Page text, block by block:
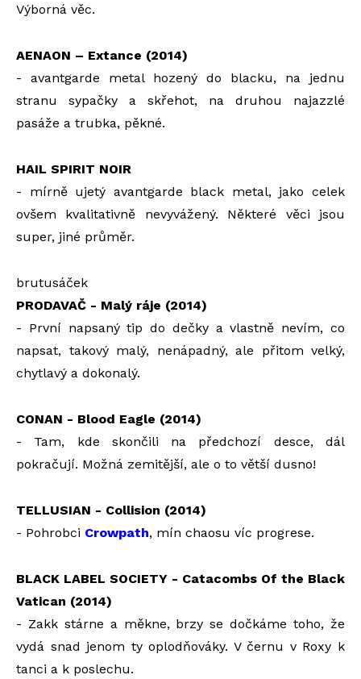
Výborná věc.
AENAON – Extance (2014)
- avantgarde metal hozený do blacku, na jednu
stranu sypačky a skřehot, na druhou najazzlé
pasáže a trubka, pěkné.
HAIL SPIRIT NOIR
- mírně ujetý avantgarde black metal, jako celek
ovšem kvalitativně nevyvážený. Některé věci jsou
super, jiné průměr.
brutusáček
PRODAVAČ - Malý ráje (2014)
- První napsaný tip do dečky a vlastně nevím, co
napsat, takový malý, nenápadný, ale přitom velký,
chytlavý a dokonalý.
CONAN - Blood Eagle (2014)
- Tam, kde skončili na předchozí desce, dál
pokračují. Možná zemitější, ale o to větší dusno!
TELLUSIAN - Collision (2014)
- Pohrobci Crowpath, mín chaosu víc progrese.
BLACK LABEL SOCIETY - Catacombs Of the Black
Vatican (2014)
- Zakk stárne a měkne, brzy se dočkáme toho, že
vydá snad jenom ty oplodňováky. V černu v Roxy k
tanci a k poslechu.